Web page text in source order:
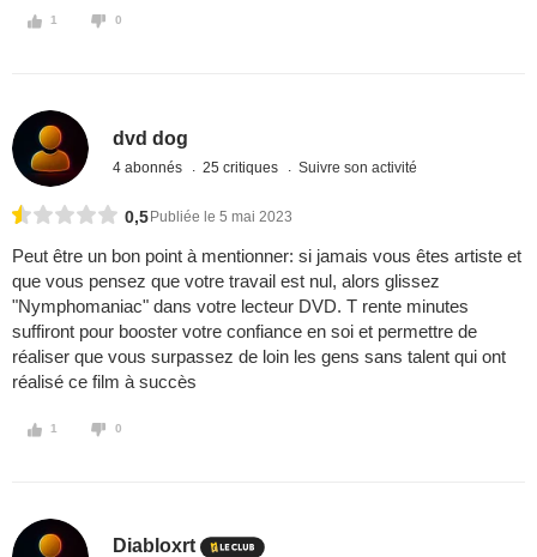
1 0
dvd dog
4 abonnés 25 critiques Suivre son activité
0,5 Publiée le 5 mai 2023
Peut être un bon point à mentionner: si jamais vous êtes artiste et
que vous pensez que votre travail est nul, alors glissez
"Nymphomaniac" dans votre lecteur DVD. T rente minutes
suffiront pour booster votre confiance en soi et permettre de
réaliser que vous surpassez de loin les gens sans talent qui ont
réalisé ce film à succès
1 0
Diabloxrt